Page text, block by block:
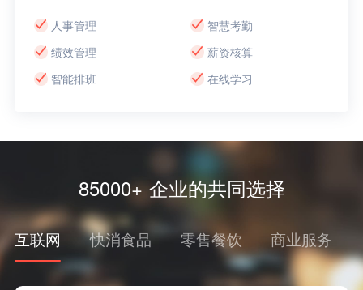
人事管理
智慧考勤
绩效管理
薪资核算
智能排班
在线学习
85000+ 企业的共同选择
互联网 快消食品 零售餐饮 商业服务